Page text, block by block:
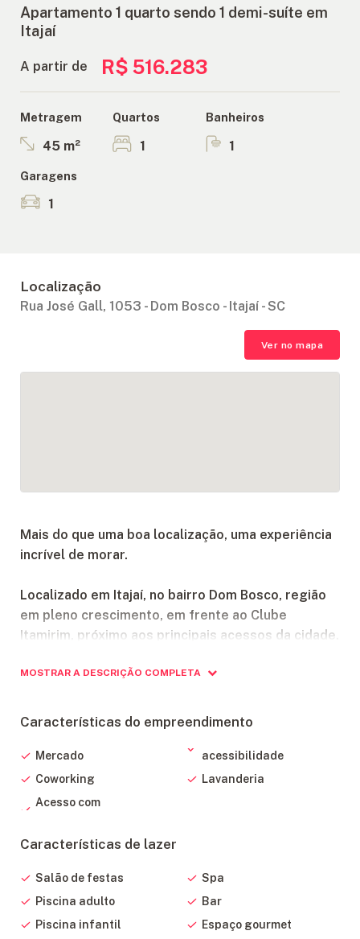
Apartamento 1 quarto sendo 1 demi-suíte em
Itajaí
A partir de R$ 516.283
Metragem
45 m²
Quartos
1
Banheiros
1
Garagens
1
Localização
Rua José Gall, 1053 - Dom Bosco - Itajaí - SC
Ver no mapa
Mais do que uma boa localização, uma experiência
incrível de morar.
Localizado em Itajaí, no bairro Dom Bosco, região
em pleno crescimento, em frente ao Clube
Itamirim, próximo aos principais acessos da cidade.
Vista permanente com sol o dia todo,
opções variadas de lazer e o privilégio de estar em
principais vias da cidade. Tenha mais tempo para o
que realmente importa.
Edificart.
2 Torres
26 pavimentos
Lazer completo no 3º pvto
MOSTRAR A DESCRIÇÃO COMPLETA
Características do empreendimento
Mercado
Coworking
Acesso com
acessibilidade
Lavanderia
Características de lazer
Salão de festas
Piscina adulto
Piscina infantil
Spa
Bar
Espaço gourmet